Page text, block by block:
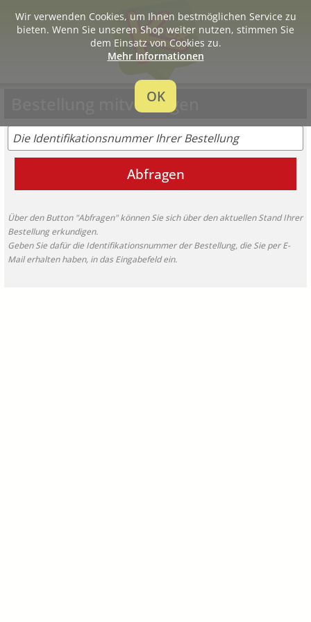
Bestellung mitverfolgen
Abfragen
Über den Button "Abfragen" können Sie sich über den aktuellen Stand Ihrer
Bestellung erkundigen.
Geben Sie dafür die Identifikationsnummer der Bestellung, die Sie per E-
Mail erhalten haben, in das Eingabefeld ein.
Wir verwenden Cookies, um Ihnen bestmöglichen Service zu
bieten. Wenn Sie unseren Shop weiter nutzen, stimmen Sie
dem Einsatz von Cookies zu.
Mehr Informationen
OK